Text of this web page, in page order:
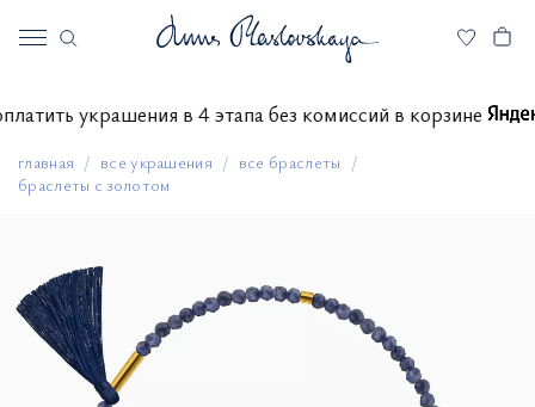
оплатить украшения в 4 этапа без комиссий в корзине
главная все украшения
все браслеты
браслеты с золотом